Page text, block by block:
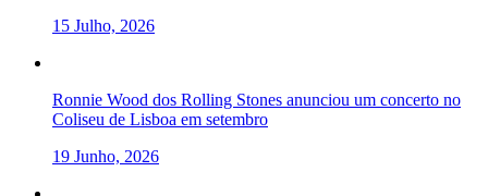
15 Julho, 2026
Ronnie Wood dos Rolling Stones anunciou um concerto no
Coliseu de Lisboa em setembro
19 Junho, 2026